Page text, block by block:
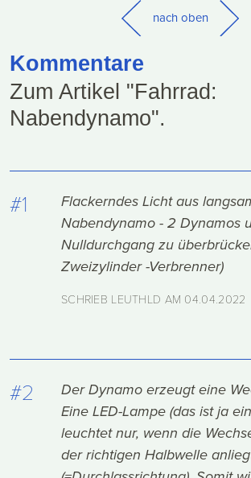
nach oben
Kommentare
Zum Artikel "Fahrrad:
Nabendynamo".
#1
Flackerndes Licht aus
Nabendynamo - 2 Dynamos
Nulldurchgang zu
Zweizylinder -Verbrenner)
SCHRIEB LEUTHLD AM 04.04.2022
#2
Der Dynamo erzeugt eine
Eine LED-Lampe (das ist ja
leuchtet nur, wenn die
der richtigen Halbwelle